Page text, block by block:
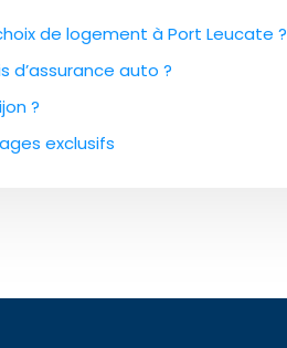
de logement à Port Leucate ?
d’assurance auto ?
?
exclusifs